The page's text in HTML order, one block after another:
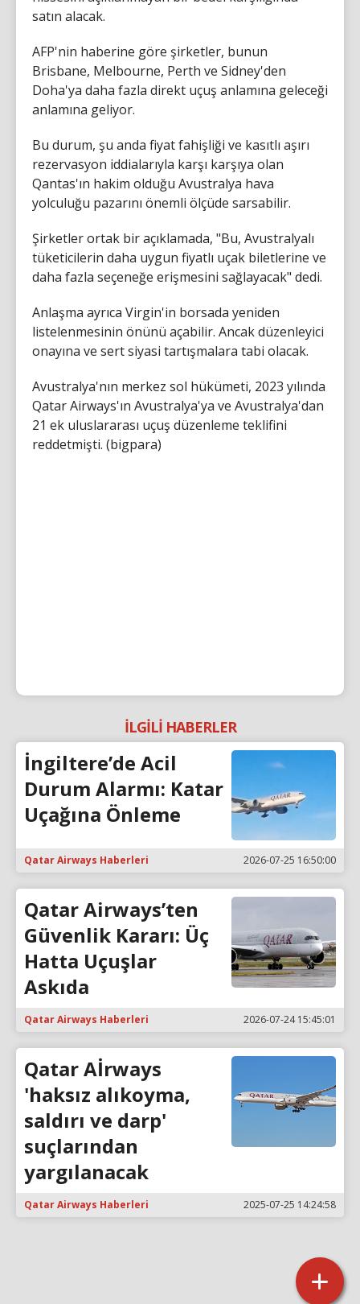
satın alacak.
AFP'nin haberine göre şirketler, bunun
Brisbane, Melbourne, Perth ve Sidney'den
Doha'ya daha fazla direkt uçuş anlamına geleceği
anlamına geliyor.
Bu durum, şu anda fiyat fahişliği ve kasıtlı aşırı
rezervasyon iddialarıyla karşı karşıya olan
Qantas'ın hakim olduğu Avustralya hava
yolculuğu pazarını önemli ölçüde sarsabilir.
Şirketler ortak bir açıklamada, "Bu, Avustralyalı
tüketicilerin daha uygun fiyatlı uçak biletlerine ve
daha fazla seçeneğe erişmesini sağlayacak" dedi.
Anlaşma ayrıca Virgin'in borsada yeniden
listelenmesinin önünü açabilir. Ancak düzenleyici
onayına ve sert siyasi tartışmalara tabi olacak.
Avustralya'nın merkez sol hükümeti, 2023 yılında
Qatar Airways'ın Avustralya'ya ve Avustralya'dan
21 ek uluslararası uçuş düzenleme teklifini
reddetmişti. (bigpara)
İLGİLİ HABERLER
İngiltere’de Acil
Durum Alarmı: Katar
Uçağına Önleme
Qatar Airways Haberleri 2026-07-25 16:50:00
Qatar Airways’ten
Güvenlik Kararı: Üç
Hatta Uçuşlar
Askıda
Qatar Airways Haberleri 2026-07-24 15:45:01
Qatar Aİrways
'haksız alıkoyma,
saldırı ve darp'
suçlarından
yargılanacak
Qatar Airways Haberleri 2025-07-25 14:24:58